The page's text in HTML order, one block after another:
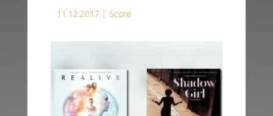
11.12.2017 | Score